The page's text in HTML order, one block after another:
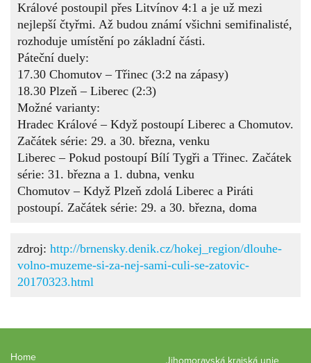
Králové postoupil přes Litvínov 4:1 a je už mezi
nejlepší čtyřmi. Až budou známí všichni semifinalisté,
rozhoduje umístění po základní části.
Páteční duely:
17.30 Chomutov – Třinec (3:2 na zápasy)
18.30 Plzeň – Liberec (2:3)
Možné varianty:
Hradec Králové – Když postoupí Liberec a Chomutov.
Začátek série: 29. a 30. března, venku
Liberec – Pokud postoupí Bílí Tygři a Třinec. Začátek
série: 31. března a 1. dubna, venku
Chomutov – Když Plzeň zdolá Liberec a Piráti
postoupí. Začátek série: 29. a 30. března, doma
zdroj: http://brnensky.denik.cz/hokej_region/dlouhe-
volno-muzeme-si-za-nej-sami-culi-se-zatovic-
20170323.html​
Home Jihomoravská krajská unie